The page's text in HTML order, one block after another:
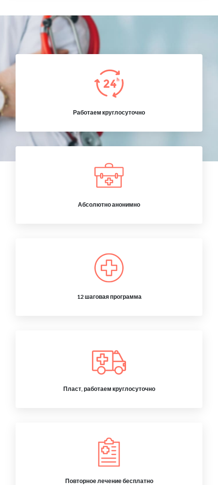
Работаем круглосуточно
Абсолютно анонимно
12 шаговая программа
Пласт, работаем круглосуточно
Повторное лечение бесплатно